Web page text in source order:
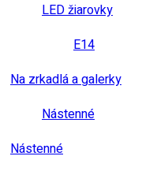
LED žiarovky
E14
Na zrkadlá a galerky
Nástenné
Nástenné